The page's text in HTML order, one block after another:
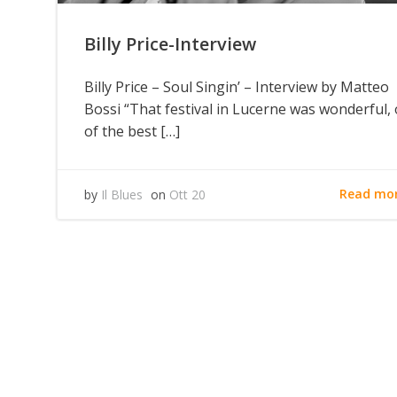
Billy Price-Interview
Billy Price – Soul Singin’ – Interview by Matteo
Bossi “That festival in Lucerne was wonderful,
of the best […]
by Il Blues on Ott 20 Read